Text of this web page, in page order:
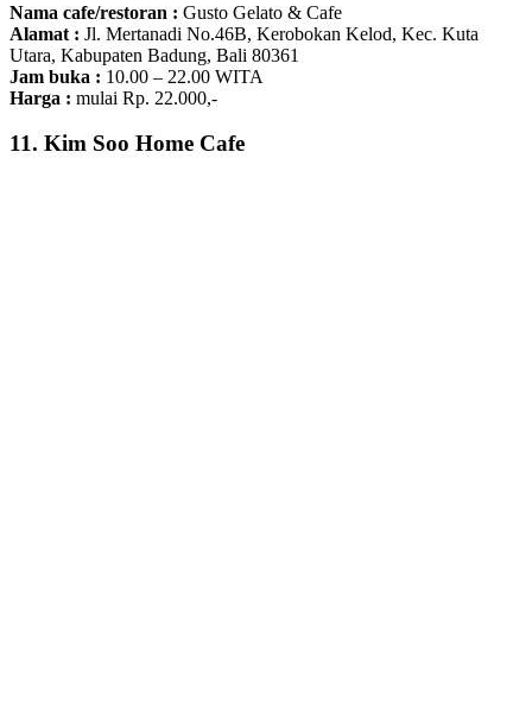
Nama cafe/restoran : Gusto Gelato & Cafe
Alamat : Jl. Mertanadi No.46B, Kerobokan Kelod, Kec. Kuta
Utara, Kabupaten Badung, Bali 80361
Jam buka : 10.00 – 22.00 WITA
Harga : mulai Rp. 22.000,-
11. Kim Soo Home Cafe